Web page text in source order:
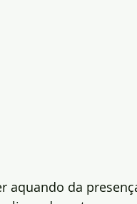
aquando da